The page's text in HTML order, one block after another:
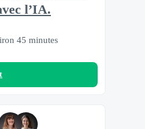
l’IA.
45 minutes